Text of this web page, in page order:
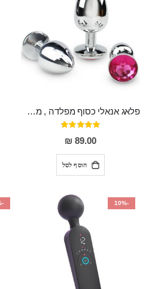
פלאג אנאלי כסוף מפלדה , מתאים ללבישה מתחת לבגדים, בגודל 7.3 על 2.8 ס"מ
דירוג:
97%
89.00 ₪
הוסף לסל
-10%
-46%